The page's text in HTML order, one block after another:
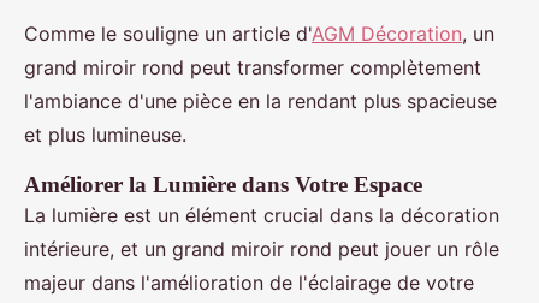
Comme le souligne un article d'AGM Décoration, un
grand miroir rond peut transformer complètement
l'ambiance d'une pièce en la rendant plus spacieuse
et plus lumineuse.
Améliorer la Lumière dans Votre Espace
La lumière est un élément crucial dans la décoration
intérieure, et un grand miroir rond peut jouer un rôle
majeur dans l'amélioration de l'éclairage de votre